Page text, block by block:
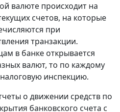
валюте происходит на
счетов, на которые
при
транзакции.
в банке открывается
валют, то по каждому
инспекцию.
о движении средств по
банковского счета с